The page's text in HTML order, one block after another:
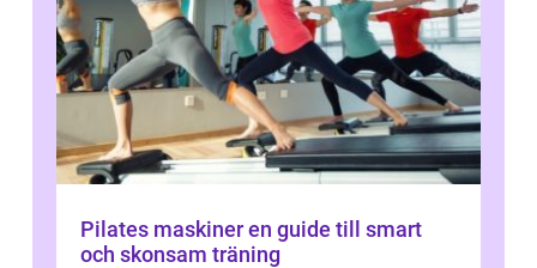
Pilates maskiner en guide till smart
och skonsam träning